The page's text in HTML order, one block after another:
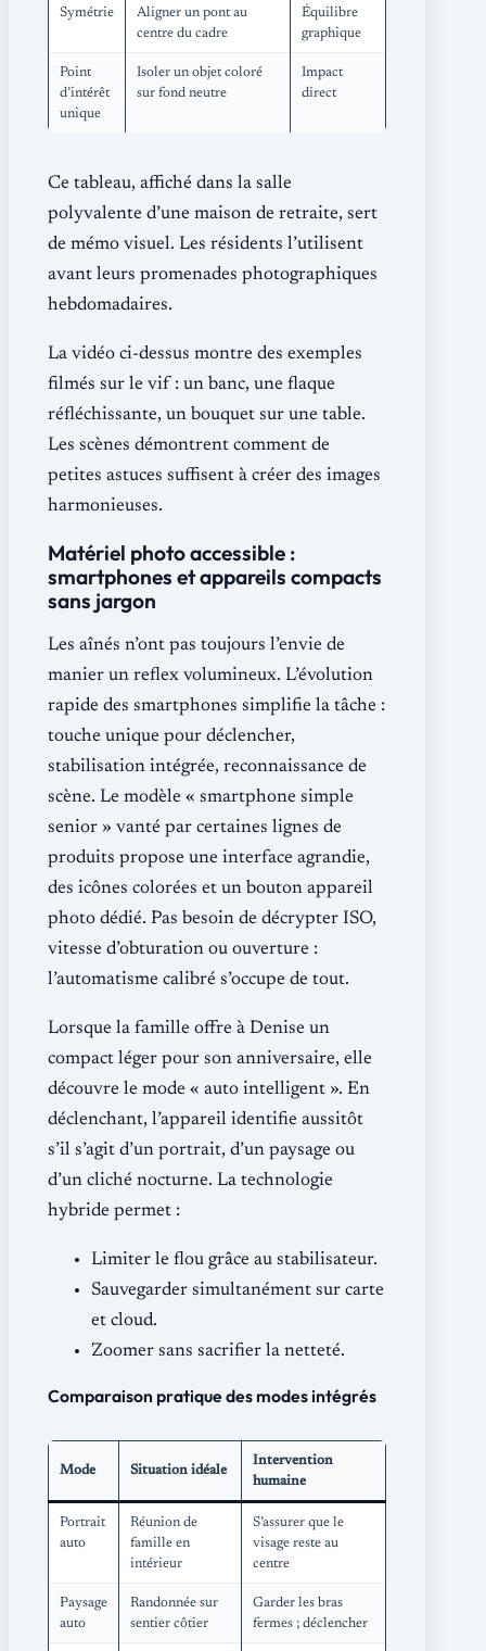
Symétrie
Aligner un pont au
centre du cadre
Équilibre
graphique
Point
d’intérêt
unique
Isoler un objet coloré
sur fond neutre
Impact
direct
Ce tableau, affiché dans la salle
polyvalente d’une maison de retraite, sert
de mémo visuel. Les résidents l’utilisent
avant leurs promenades photographiques
hebdomadaires.
La vidéo ci-dessus montre des exemples
filmés sur le vif : un banc, une flaque
réfléchissante, un bouquet sur une table.
Les scènes démontrent comment de
petites astuces suffisent à créer des images
harmonieuses.
Matériel photo accessible :
smartphones et appareils compacts
sans jargon
Les aînés n’ont pas toujours l’envie de
manier un reflex volumineux. L’évolution
rapide des smartphones simplifie la tâche :
touche unique pour déclencher,
stabilisation intégrée, reconnaissance de
scène. Le modèle « smartphone simple
senior » vanté par certaines lignes de
produits propose une interface agrandie,
des icônes colorées et un bouton appareil
photo dédié. Pas besoin de décrypter ISO,
vitesse d’obturation ou ouverture :
l’automatisme calibré s’occupe de tout.
Lorsque la famille offre à Denise un
compact léger pour son anniversaire, elle
découvre le mode « auto intelligent ». En
déclenchant, l’appareil identifie aussitôt
s’il s’agit d’un portrait, d’un paysage ou
d’un cliché nocturne. La technologie
hybride permet :
Limiter le flou grâce au stabilisateur.
Sauvegarder simultanément sur carte
et cloud.
Zoomer sans sacrifier la netteté.
Comparaison pratique des modes intégrés
Mode Situation idéale
Intervention
humaine
Portrait
auto
Réunion de
famille en
intérieur
S’assurer que le
visage reste au
centre
Paysage
auto
Randonnée sur
sentier côtier
Garder les bras
fermes ; déclencher